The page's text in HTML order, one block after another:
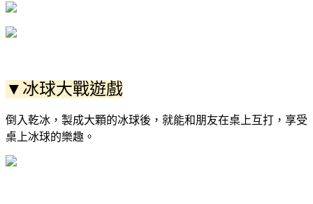
▼冰球大戰遊戲
倒入乾冰，製成大顆的冰球後，就能和朋友在桌上互打，享受
桌上冰球的樂趣。